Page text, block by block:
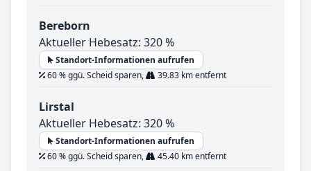
Bereborn
Aktueller Hebesatz: 320 %
Standort-Informationen aufrufen
60 % ggü. Scheid sparen,
39.83 km entfernt
Lirstal
Aktueller Hebesatz: 320 %
Standort-Informationen aufrufen
60 % ggü. Scheid sparen,
45.40 km entfernt